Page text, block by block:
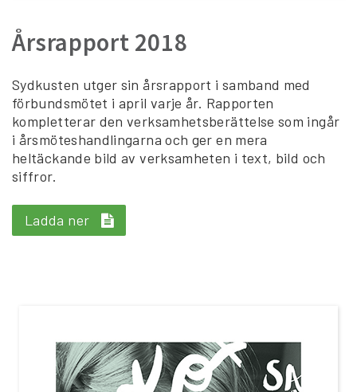
Årsrapport 2018
Sydkusten utger sin årsrapport i samband med
förbundsmötet i april varje år. Rapporten
kompletterar den verksamhetsberättelse som ingår
i årsmöteshandlingarna och ger en mera
heltäckande bild av verksamheten i text, bild och
siffror.
Ladda ner